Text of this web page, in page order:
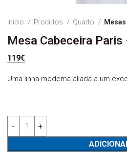
Início Produtos Quarto
Mesa Cabeceira Paris
119€
Uma linha moderna aliada a um
Quantidade de Mesa Cabeceira Paris